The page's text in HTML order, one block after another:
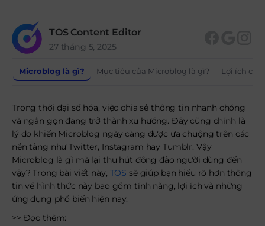
TOS Content Editor
27 tháng 5, 2025
Microblog là gì? Mục tiêu của Microblog là gì? Lợi ích
Trong thời đại số hóa, việc chia sẻ thông tin nhanh chóng
và ngắn gọn đang trở thành xu hướng. Đây cũng chính là
lý do khiến Microblog ngày càng được ưa chuộng trên các
nền tảng như Twitter, Instagram hay Tumblr. Vậy
Microblog là gì mà lại thu hút đông đảo người dùng đến
vậy? Trong bài viết này, TOS sẽ giúp bạn hiểu rõ hơn thông
tin về hình thức này bao gồm tính năng, lợi ích và những
ứng dụng phổ biến hiện nay.
>> Đọc thêm: